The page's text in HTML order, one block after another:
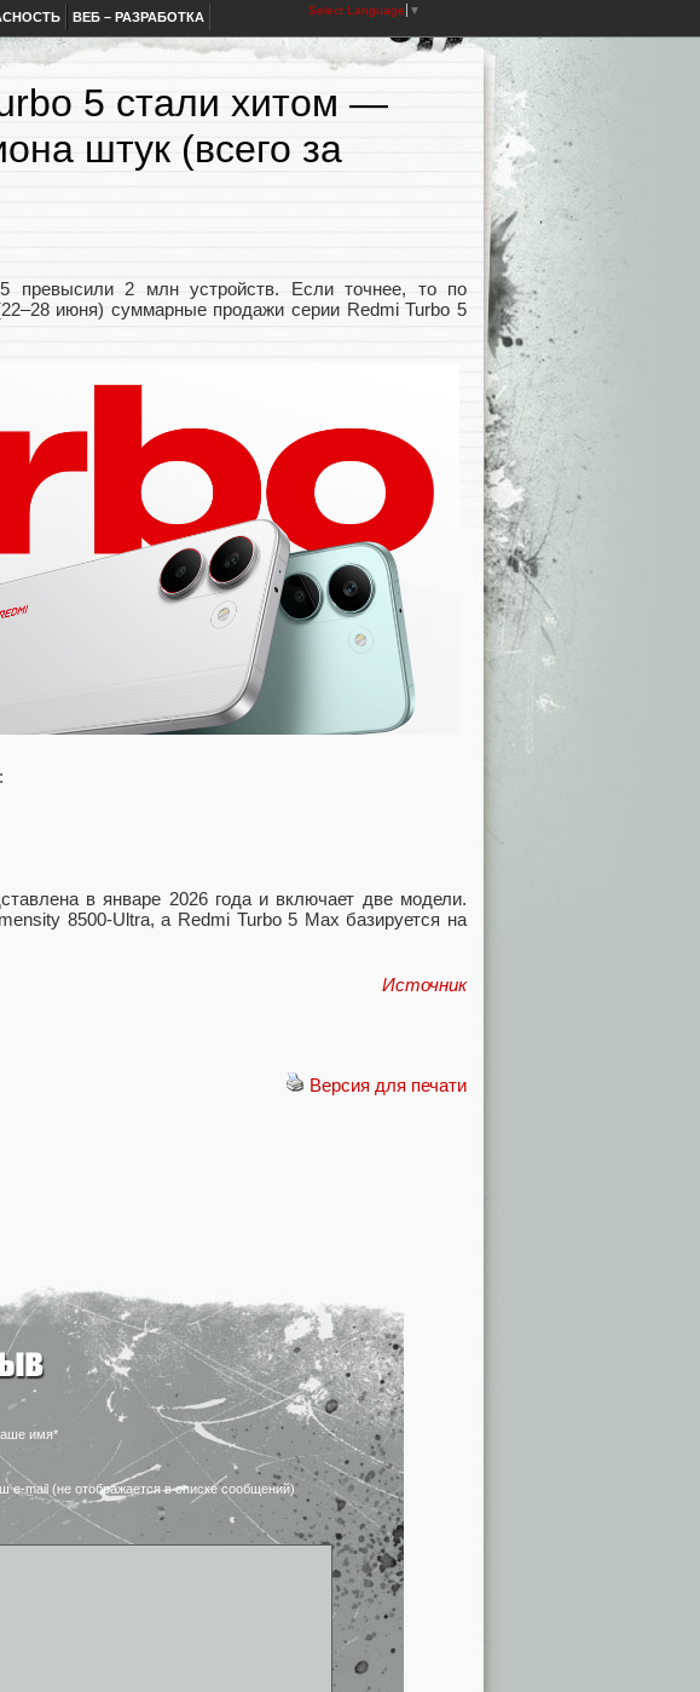
ВЕБ – РАЗРАБОТКА Select Language ▼
5 стали хитом —
штук (всего за
превысили 2 млн устройств. Если точнее, то по
июня) суммарные продажи серии Redmi Turbo 5
в январе 2026 года и включает две модели.
8500-Ultra, а Redmi Turbo 5 Max базируется на
Источник
Версия для печати
имя*
e-mail (не отображается в списке сообщений)